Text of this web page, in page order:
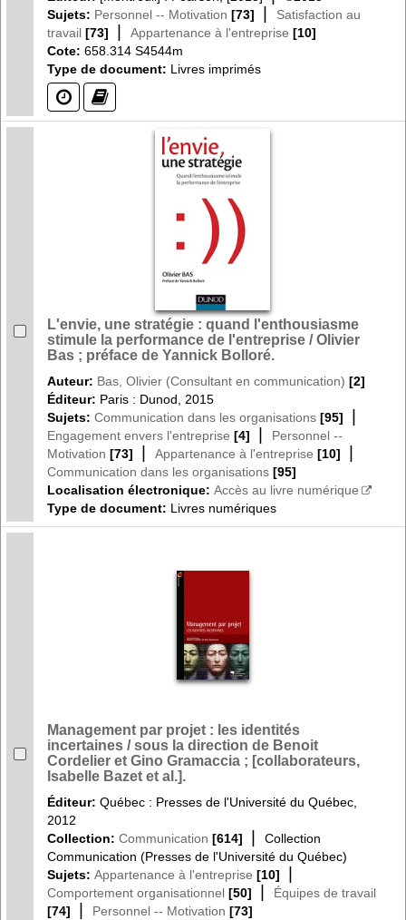
Sujets: Personnel -- Motivation [73] |
Satisfaction au
travail [73] | Appartenance à l'entreprise [10]
Cote: 658.314 S4544m
Type de document: Livres imprimés
(?) (?)
L'envie, une stratégie : quand l'enthousiasme
stimule la performance de l'entreprise / Olivier
Bas ; préface de Yannick Bolloré.
Auteur: Bas, Olivier (Consultant en communication) [2]
Éditeur: Paris : Dunod, 2015
Sujets: Communication dans les organisations [95] |
Engagement envers l'entreprise [4] |
Personnel --
Motivation [73] | Appartenance à l'entreprise [10] |
Communication dans les organisations [95]
Localisation électronique: Accès au livre numérique
Type de document: Livres numériques
Management par projet : les identités
incertaines / sous la direction de Benoit
Cordelier et Gino Gramaccia ; [collaborateurs,
Isabelle Bazet et al.].
Éditeur: Québec : Presses de l'Université du Québec,
2012
Collection: Communication [614] |
Collection
Communication (Presses de l'Université du Québec)
Sujets: Appartenance à l'entreprise [10] |
Comportement organisationnel [50] |
Équipes de travail
[74]
| Personnel -- Motivation [73]